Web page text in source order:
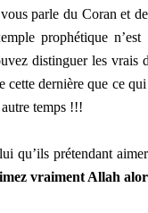
parle du Coran et
prophétique
distinguer les
cette dernière que ce
temps !!!
qu’ils prétendant
vraiment Allah